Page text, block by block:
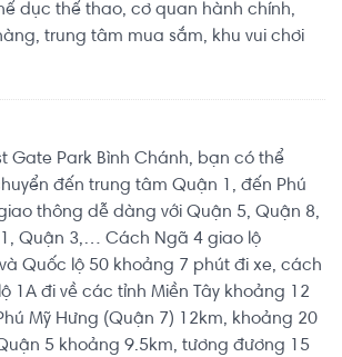
dục thể thao, cơ quan hành chính,
trung tâm mua sắm, khu vui chơi
Gate Park Bình Chánh, bạn có thể
đến trung tâm Quận 1, đến Phú
thông dễ dàng với Quận 5, Quận 8,
Quận 3,… Cách Ngã 4 giao lộ
Quốc lộ 50 khoảng 7 phút đi xe, cách
1A đi về các tỉnh Miền Tây khoảng 12
Mỹ Hưng (Quận 7) 12km, khoảng 20
5 khoảng 9.5km, tương đương 15